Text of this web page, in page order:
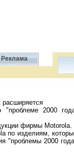
Реклама
расширяется
2000
фирмы Motorola.
изделиям,
"проблемы 2000